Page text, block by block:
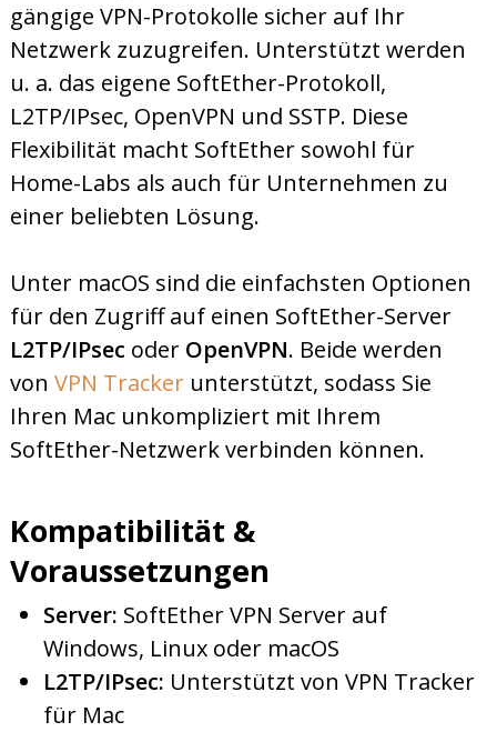
gängige VPN-Protokolle sicher auf Ihr
Netzwerk zuzugreifen. Unterstützt werden
u. a. das eigene SoftEther-Protokoll,
L2TP/IPsec, OpenVPN und SSTP. Diese
Flexibilität macht SoftEther sowohl für
Home-Labs als auch für Unternehmen zu
einer beliebten Lösung.
Unter macOS sind die einfachsten Optionen
für den Zugriff auf einen SoftEther-Server
L2TP/IPsec oder OpenVPN. Beide werden
vonVPN Tracker unterstützt, sodass Sie
Ihren Mac unkompliziert mit Ihrem
SoftEther-Netzwerk verbinden können.
Kompatibilität &
Voraussetzungen
Server: SoftEther VPN Server auf
Windows, Linux oder macOS
L2TP/IPsec: Unterstützt von VPN Tracker
für Mac